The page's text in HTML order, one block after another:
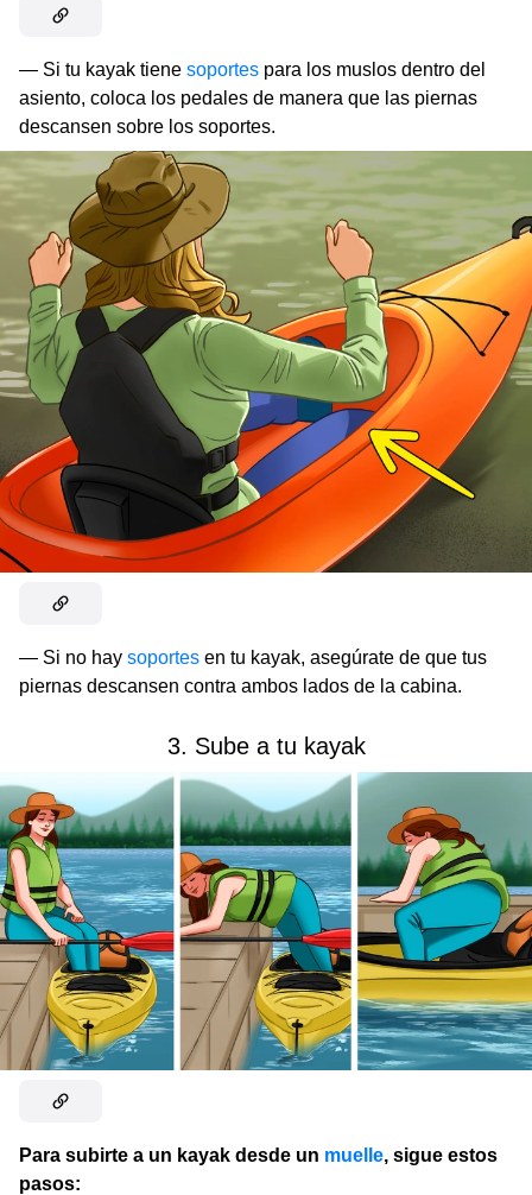
— Si tu kayak tiene soportes para los muslos dentro del
asiento, coloca los pedales de manera que las piernas
descansen sobre los soportes.
— Si no hay soportes en tu kayak, asegúrate de que tus
piernas descansen contra ambos lados de la cabina.
3. Sube a tu kayak
Para subirte a un kayak desde un muelle, sigue estos
pasos: